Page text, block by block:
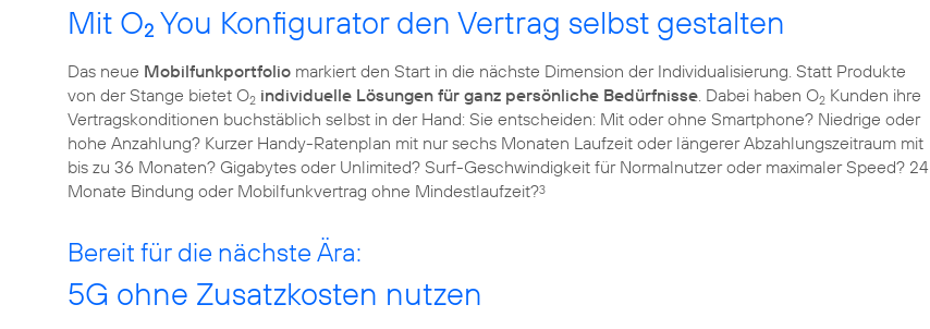
Mit O2 You Konfigurator den Vertrag selbst gestalten
Das neue Mobilfunkportfolio markiert den Start in die nächste Dimension der Individualisierung. Statt Produkte
von der Stange bietet O2 individuelle Lösungen für ganz persönliche Bedürfnisse . Dabei haben O2 Kunden ihre
Vertragskonditionen buchstäblich selbst in der Hand: Sie entscheiden: Mit oder ohne Smartphone? Niedrige oder
hohe Anzahlung? Kurzer Handy-Ratenplan mit nur sechs Monaten Laufzeit oder längerer Abzahlungszeitraum mit
bis zu 36 Monaten? Gigabytes oder Unlimited? Surf-Geschwindigkeit für Normalnutzer oder maximaler Speed? 24
Monate Bindung oder Mobilfunkvertrag ohne Mindestlaufzeit?3
Bereit für die nächste Ära:
5G ohne Zusatzkosten nutzen